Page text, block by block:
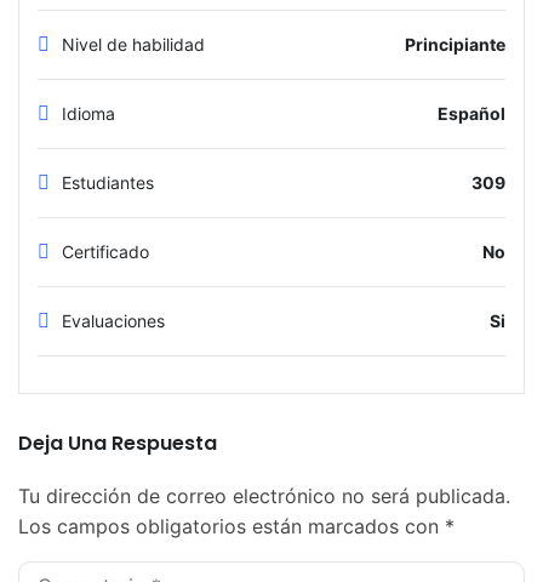
Nivel de habilidad Principiante
Idioma Español
Estudiantes 309
Certificado No
Evaluaciones Si
Deja Una Respuesta
Tu dirección de correo electrónico no será publicada.
Los campos obligatorios están marcados con *